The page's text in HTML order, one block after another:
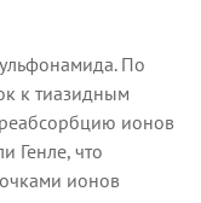
По
к тиазидным
ионов
Генле, что
ионов